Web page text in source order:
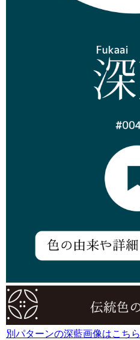
別パターンの深藍画像はこちら